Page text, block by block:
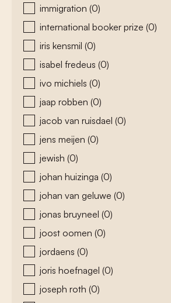
immigration (0)
international booker prize (0)
iris kensmil (0)
isabel fredeus (0)
ivo michiels (0)
jaap robben (0)
jacob van ruisdael (0)
jens meijen (0)
jewish (0)
johan huizinga (0)
johan van geluwe (0)
jonas bruyneel (0)
joost oomen (0)
jordaens (0)
joris hoefnagel (0)
joseph roth (0)